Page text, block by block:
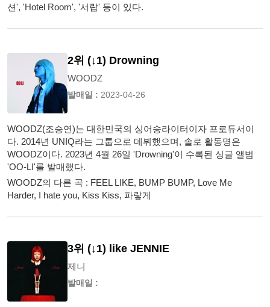
션', 'Hotel Room', '서랍' 등이 있다.
2위 (↓1) Drowning
WOODZ
발매일 : 2023-04-26
WOODZ(조승연)는 대한민국의 싱어송라이터이자 프로듀서이
다. 2014년 UNIQ라는 그룹으로 데뷔했으며, 솔로 활동명은
WOODZ이다. 2023년 4월 26일 'Drowning'이 수록된 싱글 앨범
'OO-LI'를 발매했다.
WOODZ의 다른 곡 : FEEL LIKE, BUMP BUMP, Love Me
Harder, I hate you, Kiss Kiss, 파랗게
3위 (↓1) like JENNIE
제니
발매일 :